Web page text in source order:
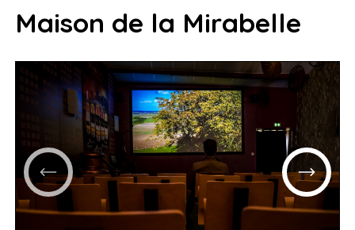
Maison de la Mirabelle